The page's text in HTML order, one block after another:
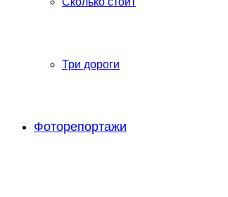
Три дороги
Фоторепортажи